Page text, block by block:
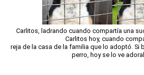
Carlitos, ladrando cuando compartía una
Carlitos hoy, cuando
reja de la casa de la familia que lo adoptó. Si
perro, hoy se lo ve